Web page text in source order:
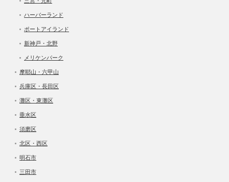
ハーバーランド
ポートアイランド
新神戸・北野
メリケンパーク
摩耶山・六甲山
兵庫区・長田区
灘区・東灘区
垂水区
須磨区
北区・西区
明石市
三田市